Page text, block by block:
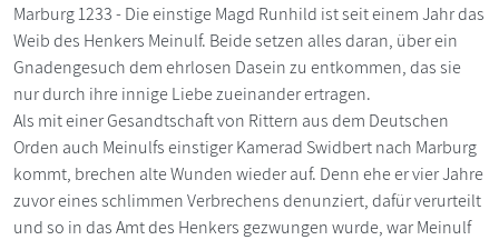
Marburg 1233 - Die einstige Magd Runhild ist seit einem Jahr das
Weib des Henkers Meinulf. Beide setzen alles daran, über ein
Gnadengesuch dem ehrlosen Dasein zu entkommen, das sie
nur durch ihre innige Liebe zueinander ertragen.
Als mit einer Gesandtschaft von Rittern aus dem Deutschen
Orden auch Meinulfs einstiger Kamerad Swidbert nach Marburg
kommt, brechen alte Wunden wieder auf. Denn ehe er vier Jahre
zuvor eines schlimmen Verbrechens denunziert, dafür verurteilt
und so in das Amt des Henkers gezwungen wurde, war Meinulf